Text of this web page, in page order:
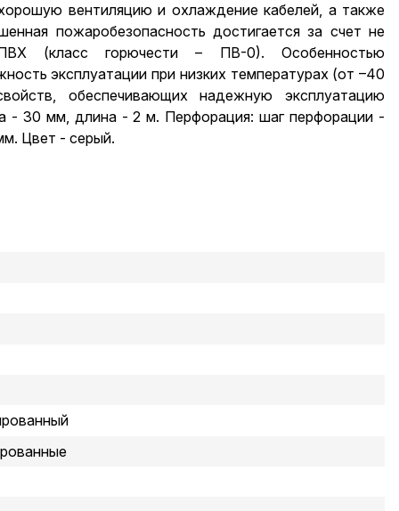
вентиляцию и охлаждение кабелей, а также
пожаробезопасность достигается за счет не
(класс горючести – ПВ-0). Особенностью
эксплуатации при низких температурах (от –40
обеспечивающих надежную эксплуатацию
- 30 мм, длина - 2 м. Перфорация: шаг перфорации -
Цвет - серый.